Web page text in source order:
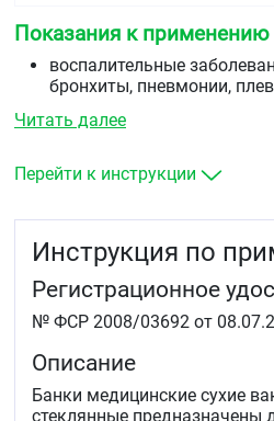
Показания к применению
воспалительные
бронхиты, пневмонии,
острые и хронические
остеохондрозы.
Читать далее
Перейти к инструкции
Инструкция по
Регистрационное
№ ФСР 2008/03692 от
Описание
Банки медицинские сухие
стеклянные предназначены